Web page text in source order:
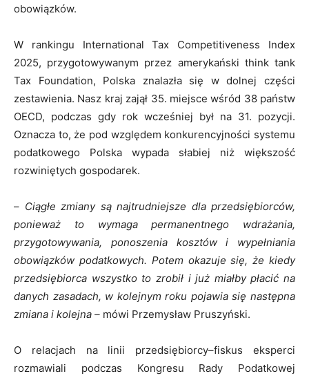
obowiązków.
W rankingu International Tax Competitiveness Index
2025, przygotowywanym przez amerykański think tank
Tax Foundation, Polska znalazła się w dolnej części
zestawienia. Nasz kraj zajął 35. miejsce wśród 38 państw
OECD, podczas gdy rok wcześniej był na 31. pozycji.
Oznacza to, że pod względem konkurencyjności systemu
podatkowego Polska wypada słabiej niż większość
rozwiniętych gospodarek.
– Ciągłe zmiany są najtrudniejsze dla przedsiębiorców,
ponieważ to wymaga permanentnego wdrażania,
przygotowywania, ponoszenia kosztów i wypełniania
obowiązków podatkowych. Potem okazuje się, że kiedy
przedsiębiorca wszystko to zrobił i już miałby płacić na
danych zasadach, w kolejnym roku pojawia się następna
zmiana i kolejna – mówi Przemysław Pruszyński.
O relacjach na linii przedsiębiorcy–fiskus eksperci
rozmawiali podczas Kongresu Rady Podatkowej